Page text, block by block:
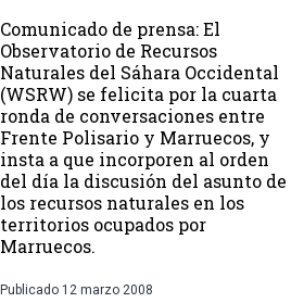
Comunicado de prensa: El
Observatorio de Recursos
Naturales del Sáhara Occidental
(WSRW) se felicita por la cuarta
ronda de conversaciones entre
Frente Polisario y Marruecos, y
insta a que incorporen al orden
del día la discusión del asunto de
los recursos naturales en los
territorios ocupados por
Marruecos.
Publicado 12 marzo 2008